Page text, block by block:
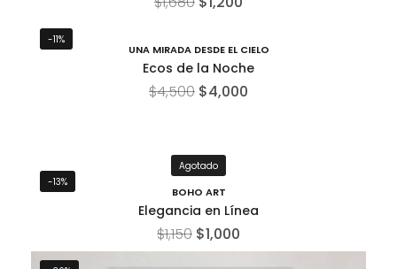
-11%
UNA MIRADA DESDE EL CIELO
Ecos de la Noche
$4,500 $4,000
-13%
Agotado
BOHO ART
Elegancia en Línea
$1,150 $1,000